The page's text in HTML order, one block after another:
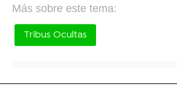
Más sobre este tema:
Tribus Ocultas